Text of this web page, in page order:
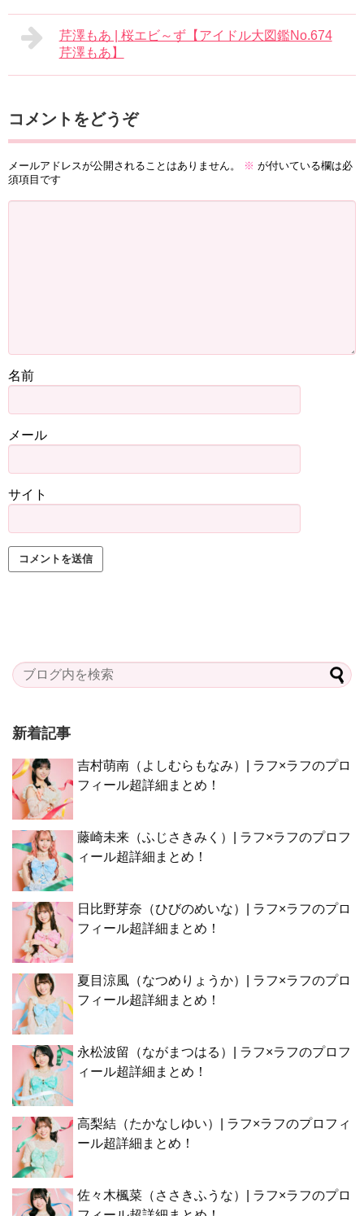
芹澤もあ | 桜エビ～ず【アイドル大図鑑No.674
芹澤もあ】
コメントをどうぞ
メールアドレスが公開されることはありません。 ※ が付いている欄は必
須項目です
名前
メール
サイト
新着記事
吉村萌南（よしむらもなみ）| ラフ×ラフのプロ
フィール超詳細まとめ！
藤崎未来（ふじさきみく）| ラフ×ラフのプロフ
ィール超詳細まとめ！
日比野芽奈（ひびのめいな）| ラフ×ラフのプロ
フィール超詳細まとめ！
夏目涼風（なつめりょうか）| ラフ×ラフのプロ
フィール超詳細まとめ！
永松波留（ながまつはる）| ラフ×ラフのプロフ
ィール超詳細まとめ！
高梨結（たかなしゆい）| ラフ×ラフのプロフィ
ール超詳細まとめ！
佐々木楓菜（ささきふうな）| ラフ×ラフのプロ